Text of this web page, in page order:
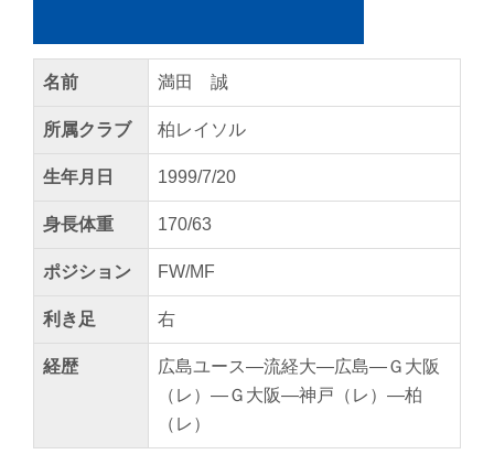
名前 満田 誠
所属クラブ 柏レイソル
生年月日 1999/7/20
身長体重 170/63
ポジション FW/MF
利き足 右
経歴
広島ユース―流経大―広島―Ｇ大阪
（レ）―Ｇ大阪―神戸（レ）―柏
（レ）